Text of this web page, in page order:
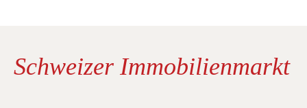
Schweizer Immobilienmarkt